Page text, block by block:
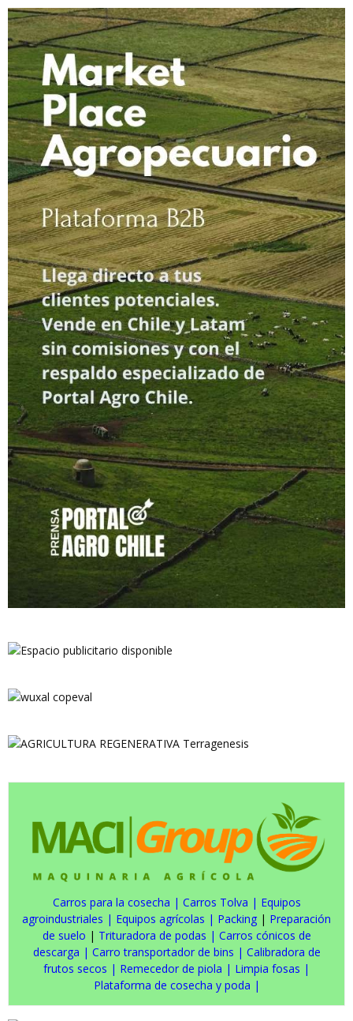
Carros para la cosecha | Carros Tolva | Equipos
agroindustriales | Equipos agrícolas | Packing | Preparación
de suelo | Trituradora de podas | Carros cónicos de
descarga | Carro transportador de bins | Calibradora de
frutos secos | Remecedor de piola | Limpia fosas |
Plataforma de cosecha y poda |